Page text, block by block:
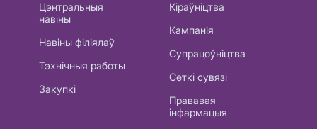
Цэнтральныя
навіны
Навіны філіялаў
Тэхнічныя работы
Закупкі
Кіраўніцтва
Кампанія
Супрацоўніцтва
Сеткі сувязі
Прававая
інфармацыя